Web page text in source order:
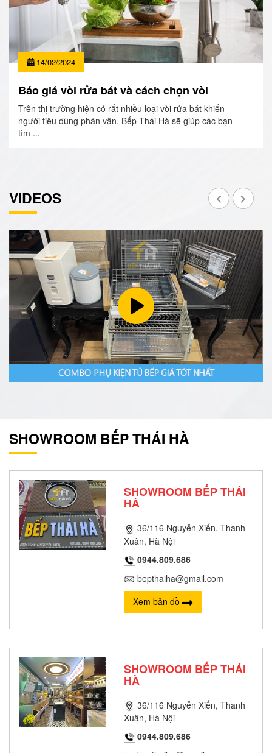
14/02/2024
Báo giá vòi rửa bát và cách chọn vòi
Trên thị trường hiện có rất nhiều loại vòi rửa bát khiến
người tiêu dùng phân vân. Bếp Thái Hà sẽ giúp các bạn
tìm ...
VIDEOS
SHOWROOM BẾP THÁI HÀ
SHOWROOM BẾP THÁI
HÀ
36/116 Nguyễn Xiển, Thanh
Xuân, Hà Nội
0944.809.686
bepthaiha@gmail.com
Xem bản đồ
SHOWROOM BẾP THÁI
HÀ
36/116 Nguyễn Xiển, Thanh
Xuân, Hà Nội
0944.809.686